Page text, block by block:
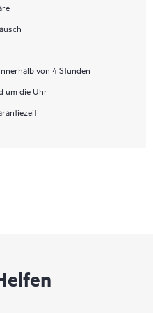
von 4 Stunden
um die Uhr